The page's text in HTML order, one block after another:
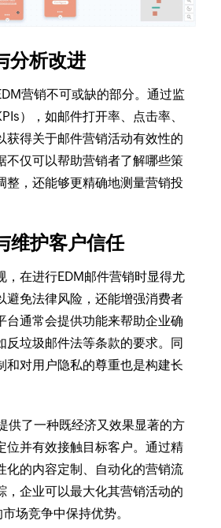
分析改进
营销不可或缺的部分。通过监
），如邮件打开率、点击率、
获得关于邮件营销活动有效性的
不仅可以帮助营销者了解哪些策
整，还能够更精确地测量营销投
维护客户信任
，在进行EDM邮件营销时显得尤
避免法律风险，还能增强消费者
台通常会提供功能来帮助企业确
反垃圾邮件法等条款的要求。同
和对用户隐私的尊重也是构建长
供了一种既经济又效果显著的方
位并有效接触目标客户。通过精
化的内容定制、自动化的营销流
，企业可以最大化其营销活动的
场竞争中保持优势。